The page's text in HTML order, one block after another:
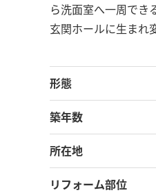
ら洗面室へ一周でき
玄関ホールに生まれ
形態
築年数
所在地
リフォーム部位